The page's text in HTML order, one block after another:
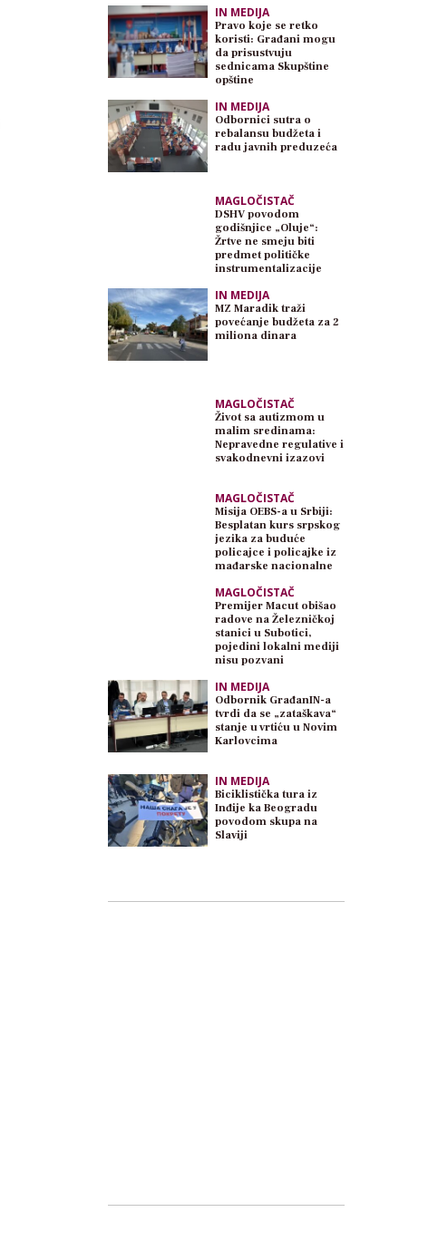
IN MEDIJA
Pravo koje se retko
koristi: Građani mogu
da prisustvuju
sednicama Skupštine
opštine
IN MEDIJA
Odbornici sutra o
rebalansu budžeta i
radu javnih preduzeća
MAGLOČISTAČ
DSHV povodom
godišnjice „Oluje“:
Žrtve ne smeju biti
predmet političke
instrumentalizacije
IN MEDIJA
MZ Maradik traži
povećanje budžeta za 2
miliona dinara
MAGLOČISTAČ
Život sa autizmom u
malim sredinama:
Nepravedne regulative i
svakodnevni izazovi
MAGLOČISTAČ
Misija OEBS-a u Srbiji:
Besplatan kurs srpskog
jezika za buduće
policajce i policajke iz
mađarske nacionalne
MAGLOČISTAČ
Premijer Macut obišao
radove na Železničkoj
stanici u Subotici,
pojedini lokalni mediji
nisu pozvani
IN MEDIJA
Odbornik GrađanIN-a
tvrdi da se „zataškava“
stanje u vrtiću u Novim
Karlovcima
IN MEDIJA
Biciklistička tura iz
Inđije ka Beogradu
povodom skupa na
Slaviji